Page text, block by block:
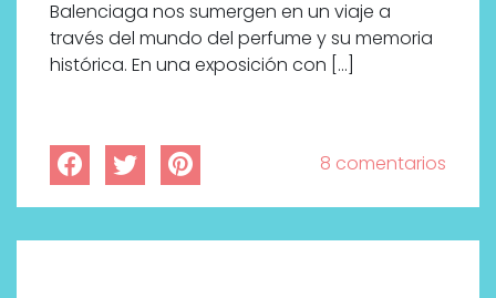
Balenciaga nos sumergen en un viaje a
través del mundo del perfume y su memoria
histórica. En una exposición con […]
8 comentarios